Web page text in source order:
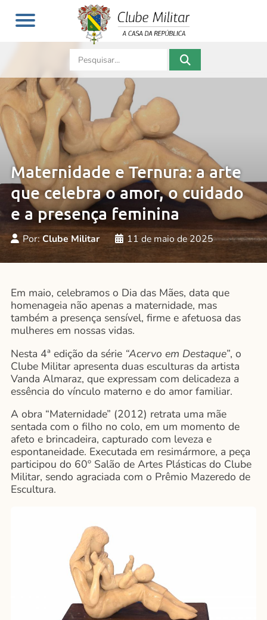
Maternidade e Ternura: a arte
que celebra o amor, o cuidado
e a presença feminina
Por:Clube Militar 11 de maio de 2025
Em maio, celebramos o Dia das Mães, data que
homenageia não apenas a maternidade, mas
também a presença sensível, firme e afetuosa das
mulheres em nossas vidas.
Nesta 4ª edição da série “Acervo em Destaque”, o
Clube Militar apresenta duas esculturas da artista
Vanda Almaraz, que expressam com delicadeza a
essência do vínculo materno e do amor familiar.
A obra “Maternidade” (2012) retrata uma mãe
sentada com o filho no colo, em um momento de
afeto e brincadeira, capturado com leveza e
espontaneidade. Executada em resimármore, a peça
participou do 60º Salão de Artes Plásticas do Clube
Militar, sendo agraciada com o Prêmio Mazeredo de
Escultura.